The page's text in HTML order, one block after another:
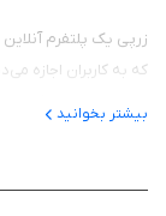
زرپی یک پلتفرم
که به کاربران اجازه
بیشتر بخوانید